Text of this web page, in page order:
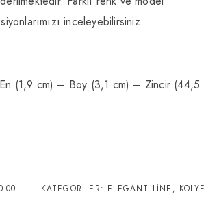
inceleyebilirsiniz.
(1,9 cm) – Boy (3,1 cm) – Zincir (44,5
00 KATEGORILER: ELEGANT LINE , KOLYE